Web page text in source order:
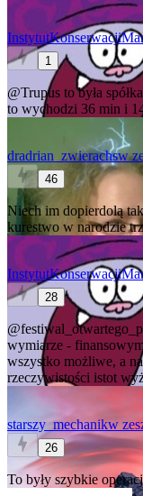
1
@Trupus to była
to wychodzi 36 min i
dradrian_zwierachsw
46
Niech im dopierdolą
kurestwo w narodzie
28
wymiarze -
wszystko możliwe, a
rzeczywistości istot
starszy_mechanikw
26
To były szybkie